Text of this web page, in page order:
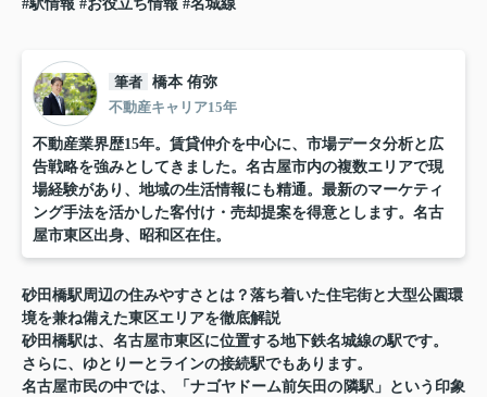
#駅情報 #お役立ち情報 #名城線
筆者 橋本 侑弥
不動産キャリア15年
不動産業界歴15年。賃貸仲介を中心に、市場データ分析と広
告戦略を強みとしてきました。名古屋市内の複数エリアで現
場経験があり、地域の生活情報にも精通。最新のマーケティ
ング手法を活かした客付け・売却提案を得意とします。名古
屋市東区出身、昭和区在住。
砂田橋駅周辺の住みやすさとは？落ち着いた住宅街と大型公園環
境を兼ね備えた東区エリアを徹底解説
砂田橋駅は、名古屋市東区に位置する地下鉄名城線の駅です。
さらに、ゆとりーとラインの接続駅でもあります。
名古屋市民の中では、「ナゴヤドーム前矢田の隣駅」という印象